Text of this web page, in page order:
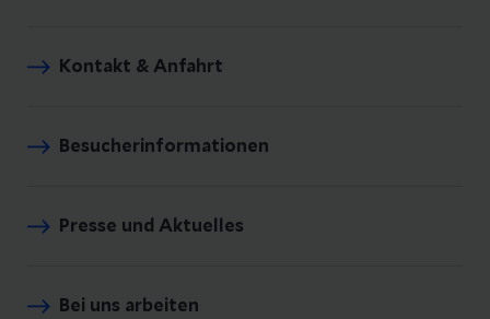
Kontakt & Anfahrt
Besucherinformationen
Presse und Aktuelles
Bei uns arbeiten